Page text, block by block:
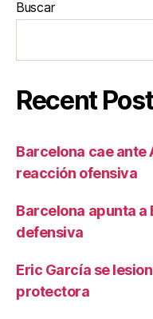
Buscar
Recent
Barcelona cae ante
reacción ofensiva
Barcelona apunta
defensiva
Eric García se
protectora